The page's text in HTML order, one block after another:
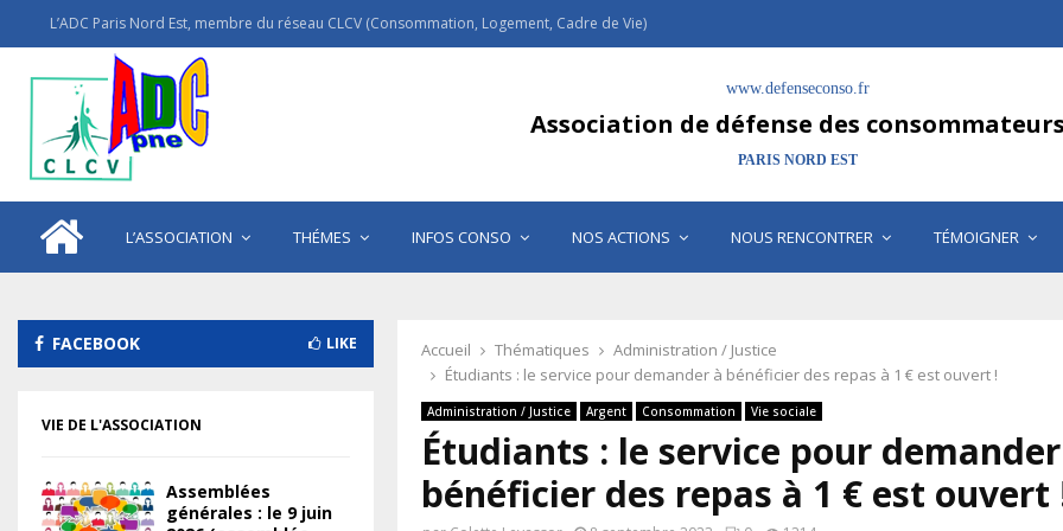
L’ADC Paris Nord Est, membre du réseau CLCV (Consommation, Logement, Cadre de Vie)
www.defenseconso.fr
Association de défense des consommateurs
PARIS NORD EST
L’ASSOCIATION THÉMES INFOS CONSO NOS ACTIONS NOUS RENCONTRER TÉMOIGNER
Accueil Thématiques
Administration / Justice
Étudiants : le service pour demander à bénéficier des repas à 1 € est ouvert !
Administration / Justice Argent Consommation Vie sociale
Étudiants : le service pour
bénéficier des repas à 1 € est ouvert
FACEBOOK LIKE
VIE DE L'ASSOCIATION
Assemblées
générales : le 9 juin